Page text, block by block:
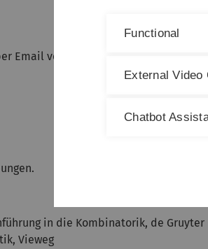
Email verschickt.
in die Kombinatorik, de Gruyter
Vieweg
Functional
External Video
Chatbot